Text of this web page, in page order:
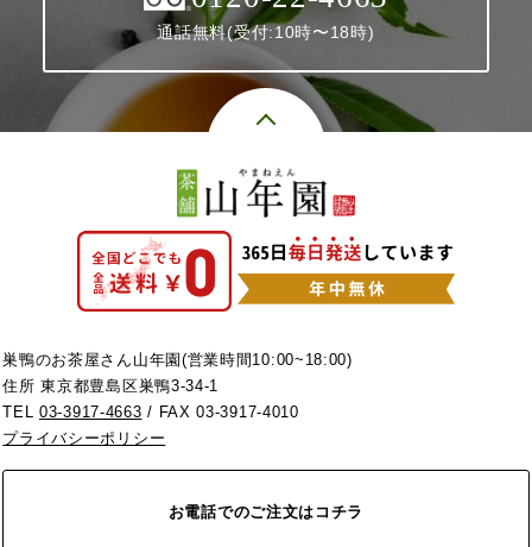
通話無料(受付:10時〜18時)
巣鴨のお茶屋さん山年園(営業時間10:00~18:00)
住所 東京都豊島区巣鴨3-34-1
TEL03-3917-4663 / FAX 03-3917-4010
プライバシーポリシー
お電話でのご注文はコチラ